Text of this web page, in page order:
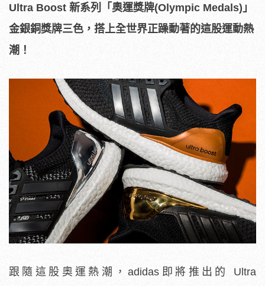
Ultra Boost 新系列「奧運獎牌(Olympic Medals)」
金銀銅獎牌三色，搭上全世界正躁動著的這股運動熱
潮！
跟隨這股奧運熱潮，adidas即將推出的 Ultra